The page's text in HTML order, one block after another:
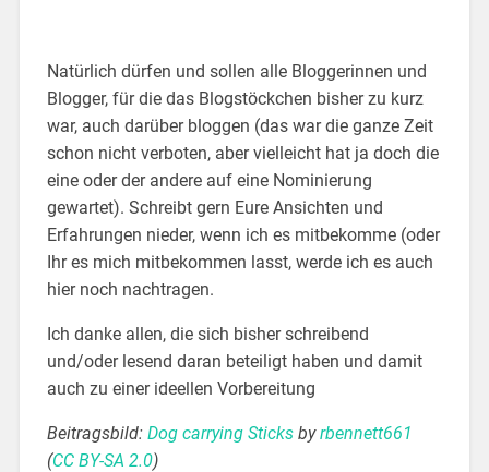
Natürlich dürfen und sollen alle Bloggerinnen und
Blogger, für die das Blogstöckchen bisher zu kurz
war, auch darüber bloggen (das war die ganze Zeit
schon nicht verboten, aber vielleicht hat ja doch die
eine oder der andere auf eine Nominierung
gewartet). Schreibt gern Eure Ansichten und
Erfahrungen nieder, wenn ich es mitbekomme (oder
Ihr es mich mitbekommen lasst, werde ich es auch
hier noch nachtragen.
Ich danke allen, die sich bisher schreibend
und/oder lesend daran beteiligt haben und damit
auch zu einer ideellen Vorbereitung
Beitragsbild: Dog carrying Sticksbyrbennett661
(CC BY-SA 2.0)